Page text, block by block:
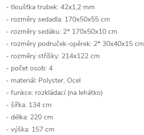
- tloušťka trubek: 42x1,2 mm
- rozměry sedadla: 170x50x55 cm
- rozměry sedáku: 2* 170x50x10 cm
- rozměry područek-opěrek: 2* 30x40x15 cm
- rozměry stříšky: 214x122 cm
- počet osob: 4
- materiál: Polyster, Ocel
- funkce: rozkládací (na lehátko)
- šířka: 134 cm
- délka: 220 cm
- výška: 157 cm